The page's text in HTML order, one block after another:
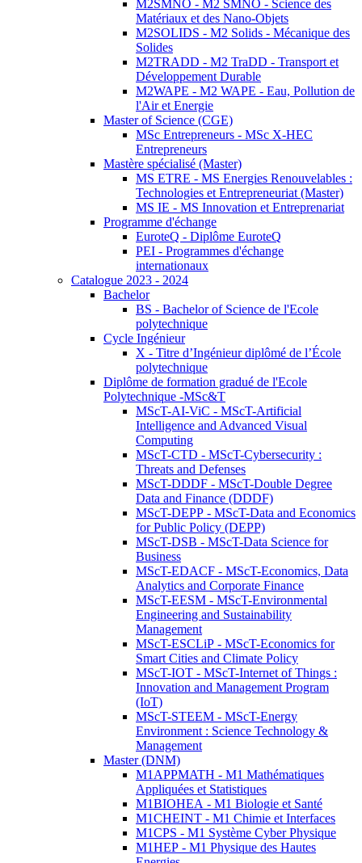
M2SMNO - M2 SMNO - Science des
Matériaux et des Nano-Objets
M2SOLIDS - M2 Solids - Mécanique des
Solides
M2TRADD - M2 TraDD - Transport et
Développement Durable
M2WAPE - M2 WAPE - Eau, Pollution de
l'Air et Energie
Master of Science (CGE)
MSc Entrepreneurs - MSc X-HEC
Entrepreneurs
Mastère spécialisé (Master)
MS ETRE - MS Energies Renouvelables :
Technologies et Entrepreneuriat (Master)
MS IE - MS Innovation et Entreprenariat
Programme d'échange
EuroteQ - Diplôme EuroteQ
PEI - Programmes d'échange
internationaux
Catalogue 2023 - 2024
Bachelor
BS - Bachelor of Science de l'Ecole
polytechnique
Cycle Ingénieur
X - Titre d’Ingénieur diplômé de l’École
polytechnique
Diplôme de formation gradué de l'Ecole
Polytechnique -MSc&T
MScT-AI-ViC - MScT-Artificial
Intelligence and Advanced Visual
Computing
MScT-CTD - MScT-Cybersecurity :
Threats and Defenses
MScT-DDDF - MScT-Double Degree
Data and Finance (DDDF)
MScT-DEPP - MScT-Data and Economics
for Public Policy (DEPP)
MScT-DSB - MScT-Data Science for
Business
MScT-EDACF - MScT-Economics, Data
Analytics and Corporate Finance
MScT-EESM - MScT-Environmental
Engineering and Sustainability
Management
MScT-ESCLiP - MScT-Economics for
Smart Cities and Climate Policy
MScT-IOT - MScT-Internet of Things :
Innovation and Management Program
(IoT)
MScT-STEEM - MScT-Energy
Environment : Science Technology &
Management
Master (DNM)
M1APPMATH - M1 Mathématiques
Appliquées et Statistiques
M1BIOHEA - M1 Biologie et Santé
M1CHEINT - M1 Chimie et Interfaces
M1CPS - M1 Système Cyber Physique
M1HEP - M1 Physique des Hautes